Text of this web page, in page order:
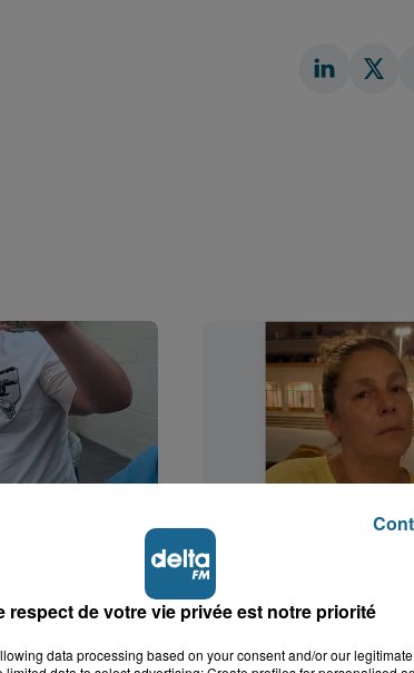
est allé
Valérie, 46 ans,
depuis mardi à
respect de votre vie privée est notre priorité
data processing based on your consent and/or our